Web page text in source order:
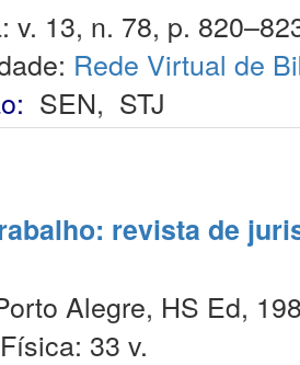
v. 13, n. 78, p.
Rede Virtual de
SEN, STJ
revista de
Alegre, HS Ed,
33 v.